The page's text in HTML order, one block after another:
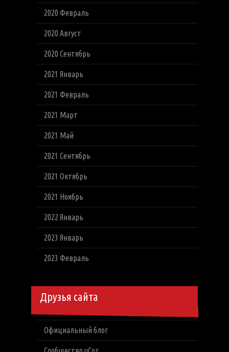
2020 Февраль
2020 Август
2020 Сентябрь
2021 Январь
2021 Февраль
2021 Март
2021 Май
2021 Сентябрь
2021 Октябрь
2021 Ноябрь
2022 Январь
2023 Январь
2023 Февраль
Друзья сайта
Официальный блог